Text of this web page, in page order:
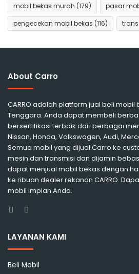
mobil bekas murah (179) pasar
pengecekan mobil bekas (116)
About Carro
CARRO adalah platform jual beli mobil
Tenggara. Anda dapat membeli
bersertifikasi terbaik dari berbagai
Nissan, Honda, Volkswagen, Audi,
Semua mobil yang dijual Carro ke
mesin dan transmisi dan dijamin
dapat menjual mobil bekas dengan
ke ribuan dealer rekanan CARRO.
mobil impian Anda.
Facebook
Instagram
LAYANAN KAMI
Beli Mobil